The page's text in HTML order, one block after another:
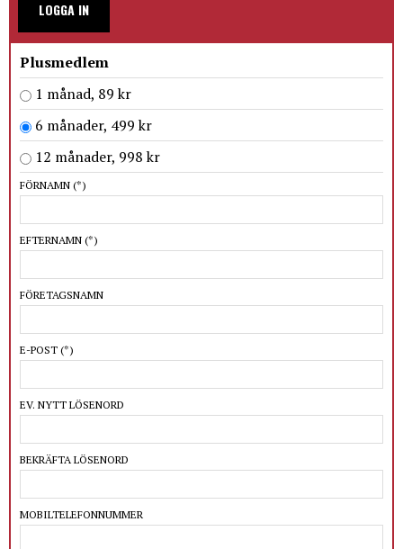
LOGGA IN
Plusmedlem
1 månad, 89 kr
6 månader, 499 kr
12 månader, 998 kr
FÖRNAMN (*)
EFTERNAMN (*)
FÖRETAGSNAMN
E-POST (*)
EV. NYTT LÖSENORD
BEKRÄFTA LÖSENORD
MOBILTELEFONNUMMER